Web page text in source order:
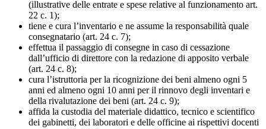
(illustrative delle entrate e spese relative al funzionamento art.
22 c. 1);
tiene e cura l’inventario e ne assume la responsabilità quale
consegnatario (art. 24 c. 7);
effettua il passaggio di consegne in caso di cessazione
dall’ufficio di direttore con la redazione di apposito verbale
(art. 24 c. 8);
cura l’istruttoria per la ricognizione dei beni almeno ogni 5
anni ed almeno ogni 10 anni per il rinnovo degli inventari e
della rivalutazione dei beni (art. 24 c. 9);
affida la custodia del materiale didattico, tecnico e scientifico
dei gabinetti, dei laboratori e delle officine ai rispettivi docenti